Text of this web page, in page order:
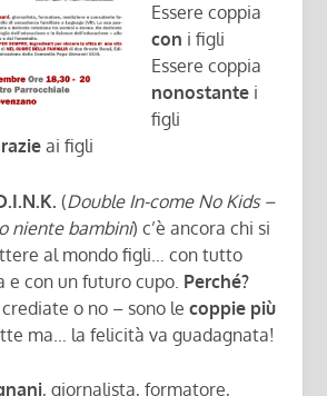
Essere coppia
con i figli
Essere coppia
nonostante i
figli
ai figli
(Double In-come No Kids –
niente bambini) c’è ancora chi si
al mondo figli… con tutto
e con un futuro cupo. Perché?
o no – sono lecoppie più
ma… la felicità va guadagnata!
, giornalista, formatore,